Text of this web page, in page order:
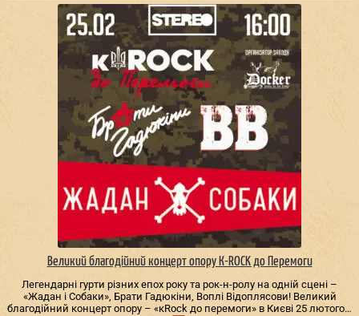
Великий благодійний концерт опору К-ROCK до Перемоги
Легендарні гурти різних епох року та рок-н-ролу на одній сцені –
«Жадан і Собаки», Брати Гадюкіни, Воплі Відоплясови! Великий
благодійний концерт опору – «кRock до перемоги» в Києві 25 лютого…